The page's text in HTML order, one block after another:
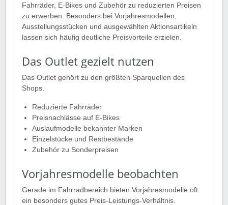
Fahrräder, E-Bikes und Zubehör zu reduzierten Preisen
zu erwerben. Besonders bei Vorjahresmodellen,
Ausstellungsstücken und ausgewählten Aktionsartikeln
lassen sich häufig deutliche Preisvorteile erzielen.
Das Outlet gezielt nutzen
Das Outlet gehört zu den größten Sparquellen des
Shops.
Reduzierte Fahrräder
Preisnachlässe auf E-Bikes
Auslaufmodelle bekannter Marken
Einzelstücke und Restbestände
Zubehör zu Sonderpreisen
Vorjahresmodelle beobachten
Gerade im Fahrradbereich bieten Vorjahresmodelle oft
ein besonders gutes Preis-Leistungs-Verhältnis.